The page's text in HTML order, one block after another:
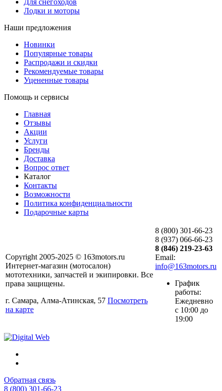
Для снегоходов
Лодки и моторы
Наши предложения
Новинки
Популярные товары
Распродажи и скидки
Рекомендуемые товары
Уцененные товары
Помощь и сервисы
Главная
Отзывы
Акции
Услуги
Бренды
Доставка
Вопрос ответ
Каталог
Контакты
Возможности
Политика конфиденциальности
Подарочные карты
Copyright 2005-2025 © 163motors.ru
Интернет-магазин (мотосалон)
мототехники, запчастей и экипировки. Все
права защищены.
г. Самара, Алма-Атинская, 57 Посмотреть
на карте
8 (800) 301-66-23
8 (937) 066-66-23
8 (846) 219-23-63
Email:
info@163motors.ru
График
работы:
Ежедневно
с 10:00 до
19:00
Обратная связь
8 (800) 301-66-23